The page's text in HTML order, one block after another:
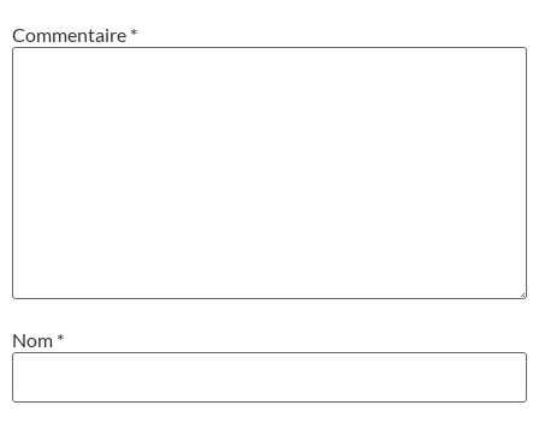
Commentaire *
Nom *